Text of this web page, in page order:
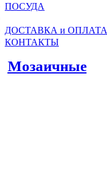
Мозаичные
ПОСУДА
ДОСТАВКА и ОПЛАТА
КОНТАКТЫ